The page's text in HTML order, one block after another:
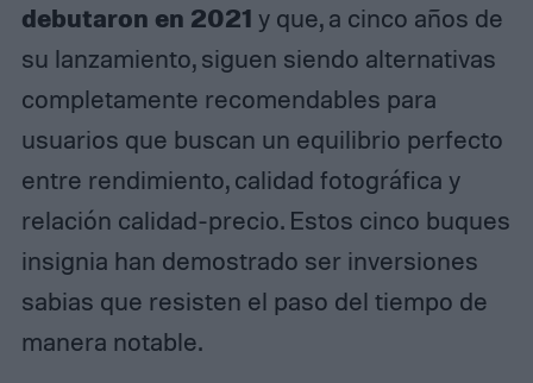
debutaron en 2021 y que, a cinco años de
su lanzamiento, siguen siendo alternativas
completamente recomendables para
usuarios que buscan un equilibrio perfecto
entre rendimiento, calidad fotográfica y
relación calidad-precio. Estos cinco buques
insignia han demostrado ser inversiones
sabias que resisten el paso del tiempo de
manera notable.